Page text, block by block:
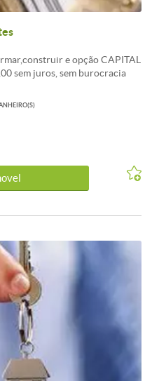
e opção CAPITAL
sem juros, sem burocracia
, AUTORIZADO PELO
não contemplado,
31 ) 3495-5224 Celular: